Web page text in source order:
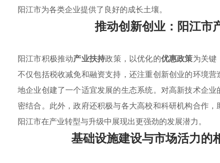
阳江市为各类企业提供了良好的成长土壤。
推动创新创业：阳江市
阳江市积极推动产业扶持政策，以优化的优惠政策为关键
不仅包括税收减免和融资支持，还注重创新创业的环境
地企业创建了一个适宜发展的生态系统。对高新技术企
密结合。此外，政府还积极与各大高校和科研机构合作
阳江市在产业转型与升级中展现出更强劲的发展潜力。
基础设施建设与市场活力的